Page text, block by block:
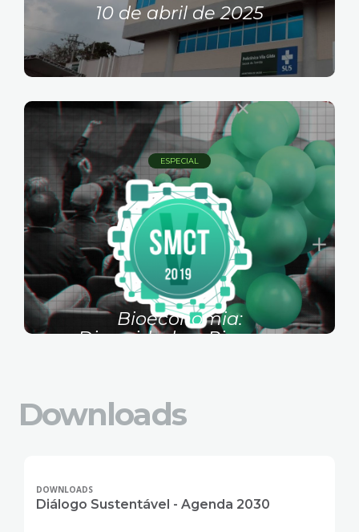
10 de abril de 2025
ESPECIAL
Bioeconomia:
Diversidade e Riqueza
Downloads
DOWNLOADS
Diálogo Sustentável - Agenda 2030